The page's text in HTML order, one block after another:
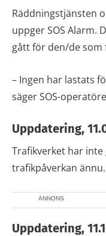
Räddningstjänsten
uppger SOS Alarm.
gått för den/de som
– Ingen har lastats
säger SOS-
Uppdatering,
Trafikverket har
trafikpåverkan ännu.
ANNONS
Uppdatering,